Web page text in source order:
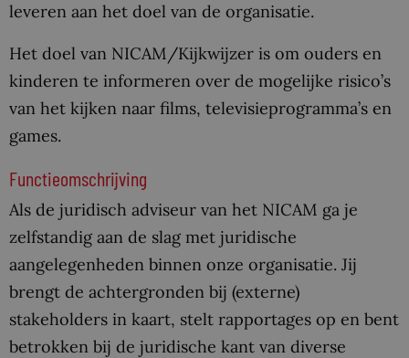
leveren aan het doel van de organisatie.
Het doel van NICAM/Kijkwijzer is om ouders en
kinderen te informeren over de mogelijke risico’s
van het kijken naar films, televisieprogramma’s en
games.
Functieomschrijving
Als de juridisch adviseur van het NICAM ga je
zelfstandig aan de slag met juridische
aangelegenheden binnen onze organisatie. Jij
brengt de achtergronden bij (externe)
stakeholders in kaart, stelt rapportages op en bent
betrokken bij de juridische kant van diverse